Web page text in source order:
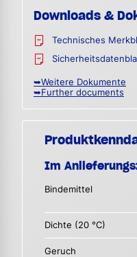
Downloads &
Technisches
➥Weitere Dokumente
➥Further documents
Im
Bindemittel
Dichte (20 °C)
Geruch